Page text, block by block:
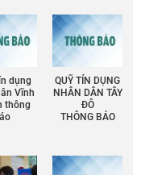
dụng
Vĩnh
thông
QUỸ TÍN DỤNG
NHÂN DÂN TÂY
ĐÔ
THÔNG BÁO